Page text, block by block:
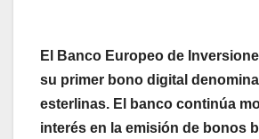
El Banco Europeo de
su primer bono digital
esterlinas. El banco continúa
interés en la emisión de bonos